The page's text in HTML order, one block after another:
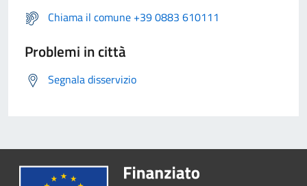
Chiama il comune +39 0883 610111
Problemi in città
Segnala disservizio